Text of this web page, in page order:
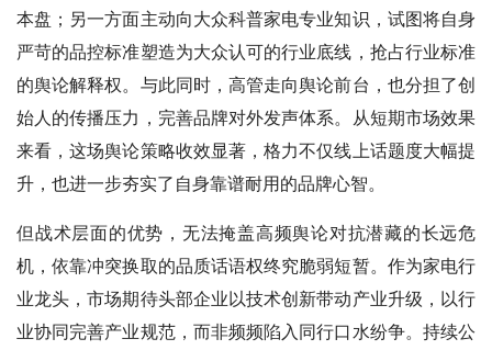
本盘；另一方面主动向大众科普家电专业知识，试图将自身
严苛的品控标准塑造为大众认可的行业底线，抢占行业标准
的舆论解释权。与此同时，高管走向舆论前台，也分担了创
始人的传播压力，完善品牌对外发声体系。从短期市场效果
来看，这场舆论策略收效显著，格力不仅线上话题度大幅提
升，也进一步夯实了自身靠谱耐用的品牌心智。
但战术层面的优势，无法掩盖高频舆论对抗潜藏的长远危
机，依靠冲突换取的品质话语权终究脆弱短暂。作为家电行
业龙头，市场期待头部企业以技术创新带动产业升级，以行
业协同完善产业规范，而非频频陷入同行口水纷争。持续公